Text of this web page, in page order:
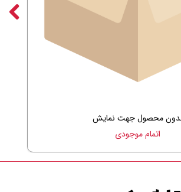
محصول جهت نمایش
اتمام موجودی